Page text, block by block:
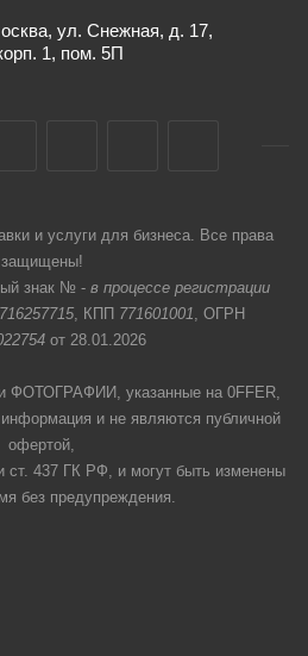
ул. Снежная, д. 17,
1, пом. 5П
и услуги для бизнеса. Все права
защищены!
знак № - в процессе регистрации
, КПП 771601001, ОГРН
от 28.01.2026
указанные на 0FFER,
и не являются публичной
офертой,
ст. 437 ГК РФ, и могут быть изменены
без предупреждения.